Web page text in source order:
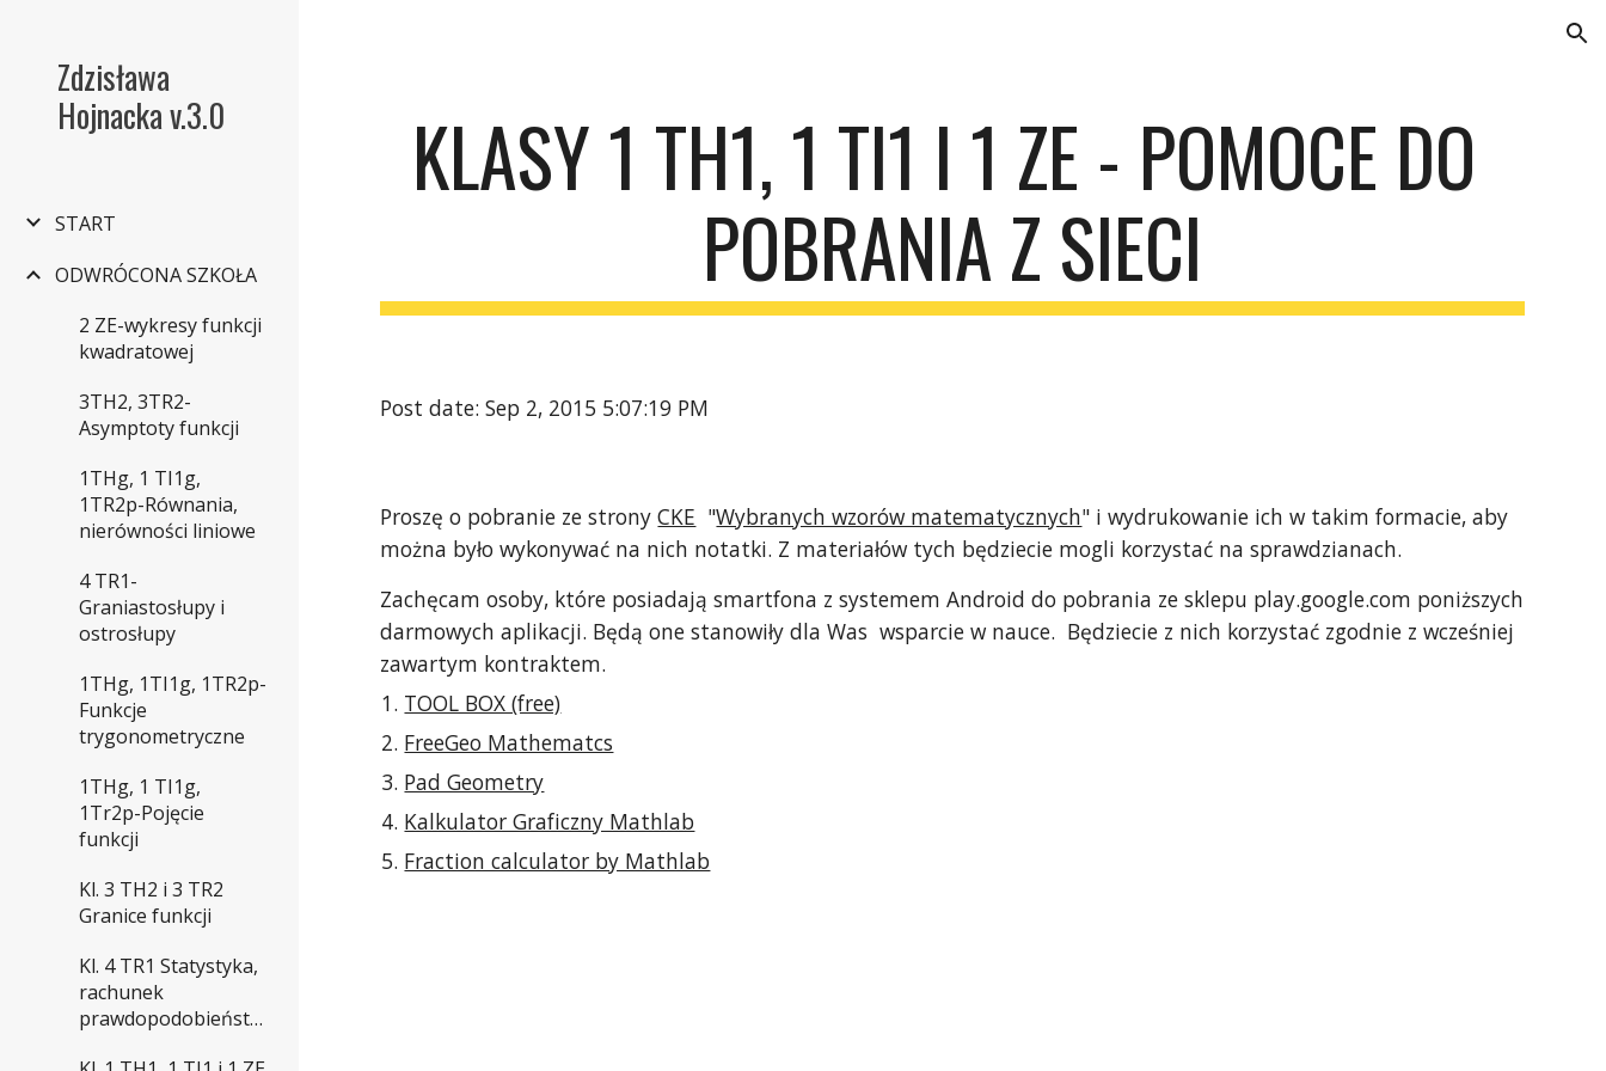
Zdzisława
Hojnacka v.3.0
START
ODWRÓCONA SZKOŁA
2 ZE-wykresy funkcji
kwadratowej
3TH2, 3TR2-
Asymptoty funkcji
1THg, 1 TI1g,
1TR2p-Równania,
nierówności liniowe
4 TR1-
Graniastosłupy i
ostrosłupy
1THg, 1TI1g, 1TR2p-
Funkcje
trygonometryczne
1THg, 1 TI1g,
1Tr2p-Pojęcie
funkcji
Kl. 3 TH2 i 3 TR2
Granice funkcji
Kl. 4 TR1 Statystyka,
rachunek
prawdopodobieństwa
KLASY 1 TH1, 1 TI1 I 1 ZE - POMOCE DO
POBRANIA Z SIECI
Post date: Sep 2, 2015 5:07:19 PM
Proszę o pobranie ze strony CKE
  "
Wybranych wzorów matematycznych" i wydrukowanie ich w takim formacie, aby
można było wykonywać na nich notatki. Z materiałów tych będziecie mogli korzystać na sprawdzianach.
Zachęcam osoby, które posiadają smartfona z systemem Android do pobrania ze sklepu play.google.com poniższych
darmowych aplikacji. Będą one stanowiły dla Was  wsparcie w nauce.  Będziecie z nich korzystać zgodnie z wcześniej
zawartym kontraktem.
TOOL BOX (free)
FreeGeo Mathematcs
Pad Geometry
Kalkulator Graficzny Mathlab
Fraction calculator by Mathlab